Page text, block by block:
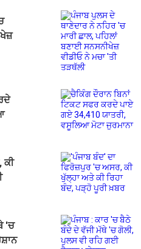
ਕੀ
'ਚ